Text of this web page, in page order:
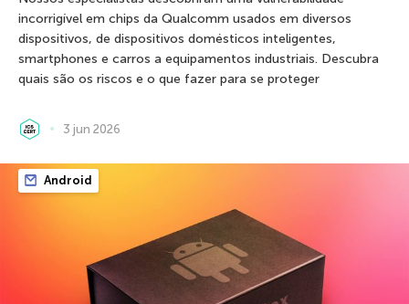
incorrigível em chips da Qualcomm usados em diversos
dispositivos, de dispositivos domésticos inteligentes,
smartphones e carros a equipamentos industriais. Descubra
quais são os riscos e o que fazer para se proteger
3 jun 2026
Android